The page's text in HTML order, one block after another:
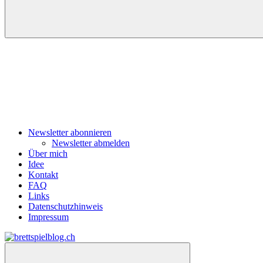
Navigation
Newsletter abonnieren
Newsletter abmelden
Über mich
Idee
Kontakt
FAQ
Links
Datenschutzhinweis
Impressum
Zum
Inhalt